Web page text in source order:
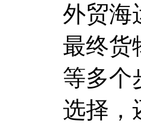
外贸海
最终货
等多个
选择，